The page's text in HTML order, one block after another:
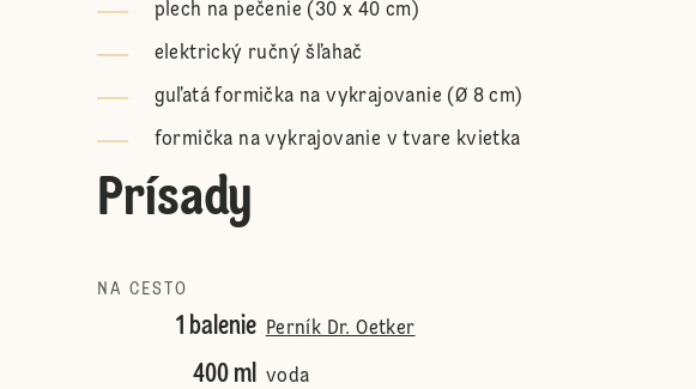
plech na pečenie (30 x 40 cm)
elektrický ručný šľahač
guľatá formička na vykrajovanie (Ø 8 cm)
formička na vykrajovanie v tvare kvietka
Prísady
NA CESTO
1 balenie Perník Dr. Oetker
400 ml voda